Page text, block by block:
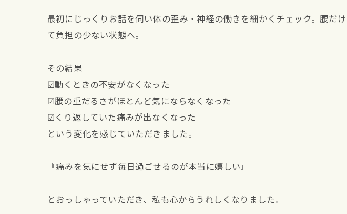
最初にじっくりお話を伺い体の歪み・神経の働きを細かくチェック。腰だ
て負担の少ない状態へ。
その結果
☑動くときの不安がなくなった
☑腰の重だるさがほとんど気にならなくなった
☑くり返していた痛みが出なくなった
という変化を感じていただきました。
『痛みを気にせず毎日過ごせるのが本当に嬉しい』
とおっしゃっていただき、私も心からうれしくなりました。